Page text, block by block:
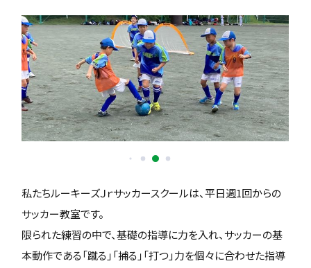
私たちルーキーズＪｒサッカースクールは、平日週1回からの
サッカー教室です。
限られた練習の中で、基礎の指導に力を入れ、サッカーの基
本動作である「蹴る」「捕る」「打つ」力を個々に合わせた指導